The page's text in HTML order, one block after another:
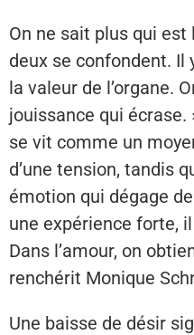
On ne sait plus qui est
deux se confondent. Il
la valeur de l’organe.
jouissance qui écrase.
se vit comme un
d’une tension, tandis
émotion qui dégage
une expérience forte,
Dans l’amour, on
renchérit Monique
Une baisse de désir